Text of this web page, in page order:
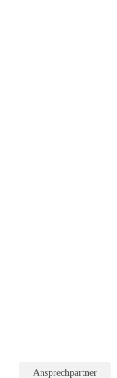
Ansprechpartner